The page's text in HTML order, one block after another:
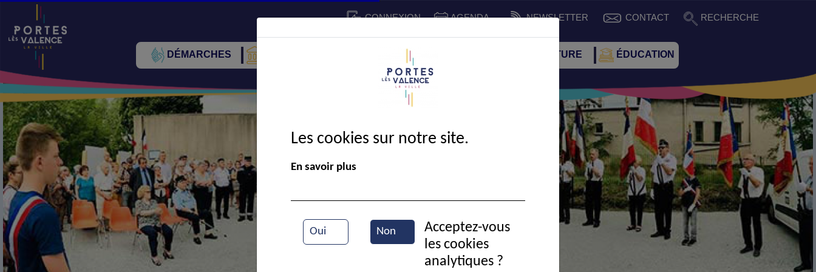
CONNEXION AGENDA NEWSLETTER CONTACT RECHERCHE
DÉMARCHES CADRE DE VIE SPORT ET CULTURE ÉDUCATION
Cérémonie du drame du 7 et 8 juillet
Les cookies sur notre site.
En savoir plus
Oui Non
Acceptez-vous
les cookies
analytiques ?